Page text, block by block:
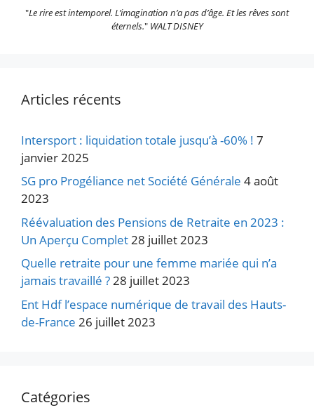
"Le rire est intemporel. L’imagination n’a pas d’âge. Et les rêves sont
éternels." WALT DISNEY
Articles récents
Intersport : liquidation totale jusqu’à -60% ! 7
janvier 2025
SG pro Progéliance net Société Générale 4 août
2023
Réévaluation des Pensions de Retraite en 2023 :
Un Aperçu Complet28 juillet 2023
Quelle retraite pour une femme mariée qui n’a
jamais travaillé ?28 juillet 2023
Ent Hdf l’espace numérique de travail des Hauts-
de-France 26 juillet 2023
Catégories